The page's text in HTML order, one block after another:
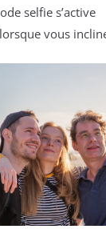
selfie s’active
vous